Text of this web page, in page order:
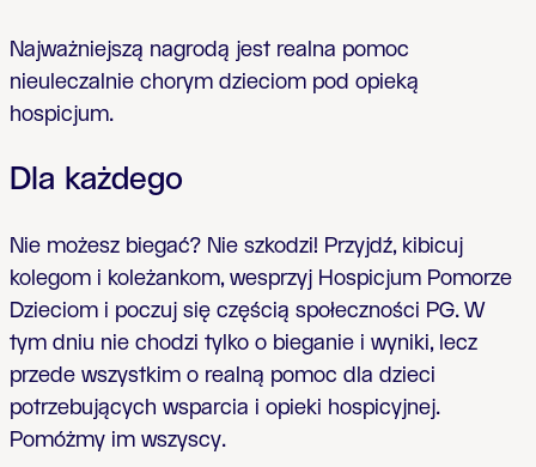
Najważniejszą nagrodą jest realna pomoc
nieuleczalnie chorym dzieciom pod opieką
hospicjum.
Dla każdego
Nie możesz biegać? Nie szkodzi! Przyjdź, kibicuj
kolegom i koleżankom, wesprzyj Hospicjum Pomorze
Dzieciom i poczuj się częścią społeczności PG. W
tym dniu nie chodzi tylko o bieganie i wyniki, lecz
przede wszystkim o realną pomoc dla dzieci
potrzebujących wsparcia i opieki hospicyjnej.
Pomóżmy im wszyscy.